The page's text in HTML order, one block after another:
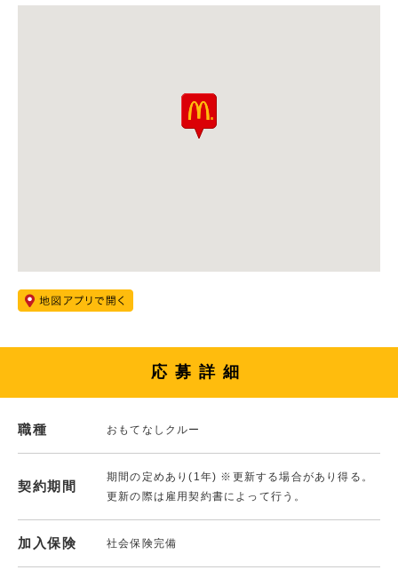
応募詳細
職種 おもてなしクルー
契約期間
期間の定めあり(1年) ※更新する場合があり得る。
更新の際は雇用契約書によって行う。
加入保険 社会保険完備